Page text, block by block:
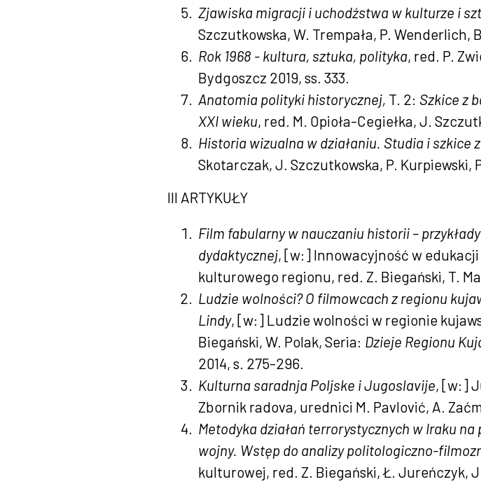
Zjawiska migracji i uchodźstwa w kulturze i
Szczutkowska, W. Trempała, P. Wenderlich,
Rok 1968 - kultura, sztuka, polityka, red. P.
Bydgoszcz 2019, ss. 333.
Anatomia polityki historycznej, T. 2: Szkice z
XXI wieku, red. M. Opioła-Cegiełka, J.
Historia wizualna w działaniu. Studia i szkice
Skotarczak, J. Szczutkowska, P. Kurpiewski,
III ARTYKUŁY
Film fabularny w nauczaniu historii –
dydaktycznej, [w:] Innowacyjność w
kulturowego regionu, red. Z. Biegański, T.
Ludzie wolności? O filmowcach z regionu
Lindy, [w:] Ludzie wolności w regionie
Biegański, W. Polak, Seria: Dzieje Regionu
2014, s. 275-296.
Kulturna saradnja Poljske i Jugoslavije, [w:]
Zbornik radova, urednici M. Pavlović, A.
Metodyka działań terrorystycznych w Iraku
wojny. Wstęp do analizy politologiczno-
kulturowej, red. Z. Biegański, Ł. Jureńczyk,